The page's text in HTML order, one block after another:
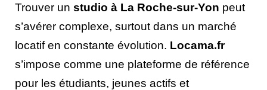
Trouver un studio à La Roche-sur-Yon peut
s’avérer complexe, surtout dans un marché
locatif en constante évolution. Locama.fr
s’impose comme une plateforme de référence
pour les étudiants, jeunes actifs et